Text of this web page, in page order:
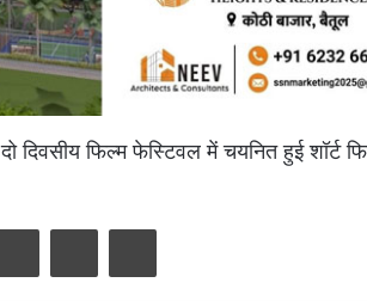
दो दिवसीय फिल्म फेस्टिवल में चयनित हुई शॉर्ट